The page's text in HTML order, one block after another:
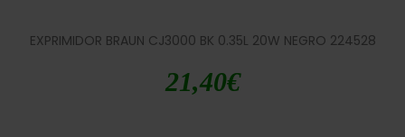
EXPRIMIDOR BRAUN CJ3000 BK 0.35L 20W NEGRO 224528
21,40€